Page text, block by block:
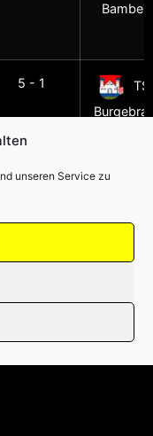
unseren Service zu
5 - 1